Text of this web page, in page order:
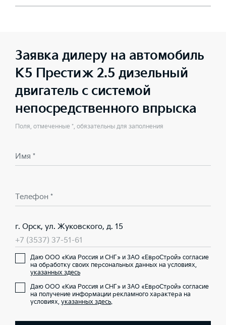
Заявка дилеру на автомобиль
K5 Престиж 2.5 дизельный
двигатель с системой
непосредственного впрыска
Поля, отмеченные *, обязательны для заполнения
Имя *
Телефон *
г. Орск, ул. Жуковского, д. 15
+7 (3537) 37-51-61
Даю ООО «Киа Россия и СНГ» и ЗАО «ЕвроСтрой» согласие
на обработку своих персональных данных на условиях,
указанных здесь
Даю ООО «Киа Россия и СНГ» и ЗАО «ЕвроСтрой» согласие
на получение информации рекламного характера на
условиях, указанных здесь.